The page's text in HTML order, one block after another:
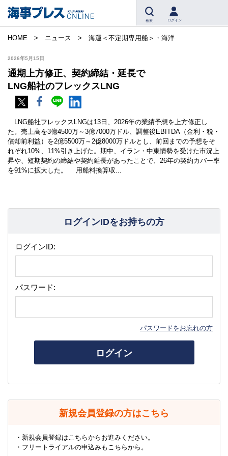
検索 ログイン
HOME ニュース 海運＜不定期専用船＞・海洋
2026年5月15日
通期上方修正、契約締結・延長で
LNG船社のフレックスLNG
LNG船社フレックスLNGは13日、2026年の業績予想を上方修正し
た。売上高を3億4500万～3億7000万ドル、調整後EBITDA（金利・税・
償却前利益）を2億5500万～2億8000万ドルとし、前回までの予想をそ
れぞれ10%、11%引き上げた。期中、イラン・中東情勢を受けた市況上
昇や、短期契約の締結や契約延長があったことで、26年の契約カバー率
を91%に拡大した。 用船料換算収...
ログインIDをお持ちの方
ログインID:
パスワード:
パスワードをお忘れの方
ログイン
新規会員登録の方はこちら
・新規会員登録はこちらからお進みください。
・フリートライアルの申込みもこちらから。